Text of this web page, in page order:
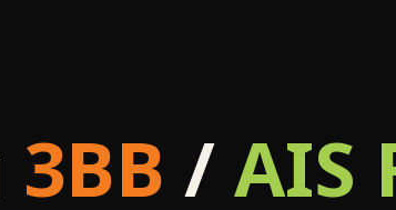
3BB/AIS